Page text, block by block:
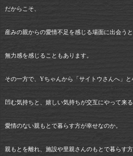
だからこそ、
産みの親からの愛情不足を感じる場面に出会うと
無力感を感じることもあります。
その一方で、Yちゃんから「サイトウさんへ」と
凹む気持ちと、嬉しい気持ちが交互にやって来る
愛情のない親もとで暮らす方が幸せなのか。
親もとを離れ、施設や里親さんのもとで暮らす方